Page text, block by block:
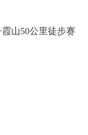
山50公里徒步赛